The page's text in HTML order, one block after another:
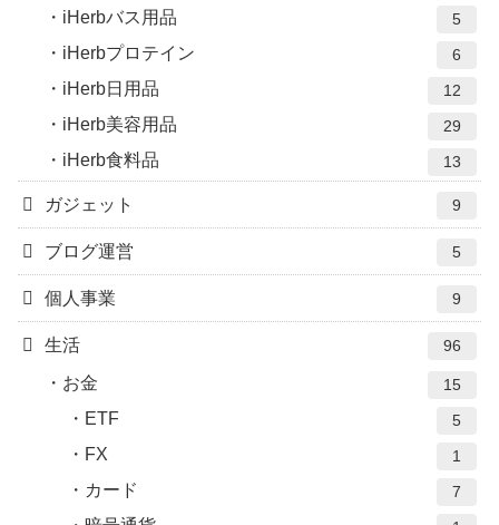
iHerbバス用品 5
iHerbプロテイン 6
iHerb日用品 12
iHerb美容用品 29
iHerb食料品 13
ガジェット 9
ブログ運営 5
個人事業 9
生活 96
お金 15
ETF 5
FX 1
カード 7